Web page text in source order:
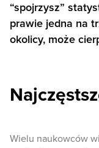
“spojrzysz”
prawie jedna na
okolicy, może
Wielu naukowców